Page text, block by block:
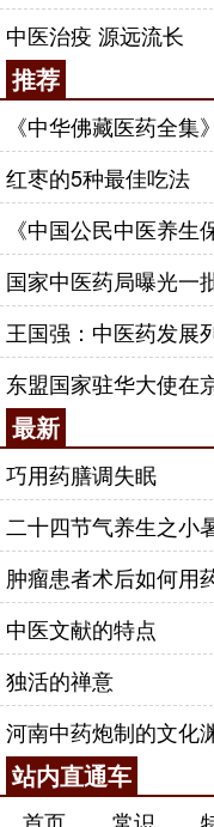
中医治疫 源远流长
推荐
《中华佛藏医药全集
红枣的5种最佳吃法
《中国公民中医养
国家中医药局曝光一
王国强：中医药发展
东盟国家驻华大使在
最新
巧用药膳调失眠
二十四节气养生之小
肿瘤患者术后如何用
中医文献的特点
独活的禅意
河南中药炮制的文化
站内直通车